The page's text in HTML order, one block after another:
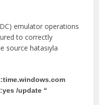
emulator operations
to correctly
source hatasıyla
/update “